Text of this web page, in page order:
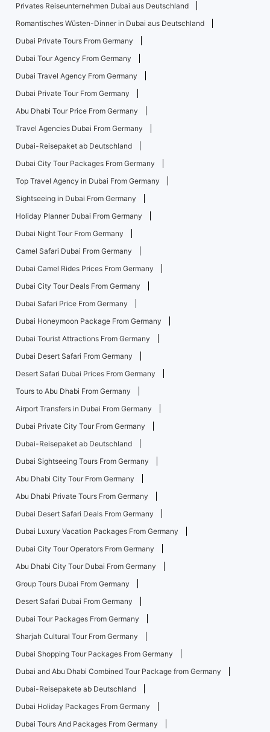
Privates Reiseunternehmen Dubai aus Deutschland
Romantisches Wüsten-Dinner in Dubai aus Deutschland
Dubai Private Tours From Germany
Dubai Tour Agency From Germany
Dubai Travel Agency From Germany
Dubai Private Tour From Germany
Abu Dhabi Tour Price From Germany
Travel Agencies Dubai From Germany
Dubai-Reisepaket ab Deutschland
Dubai City Tour Packages From Germany
Top Travel Agency in Dubai From Germany
Sightseeing in Dubai From Germany
Holiday Planner Dubai From Germany
Dubai Night Tour From Germany
Camel Safari Dubai From Germany
Dubai Camel Rides Prices From Germany
Dubai City Tour Deals From Germany
Dubai Safari Price From Germany
Dubai Honeymoon Package From Germany
Dubai Tourist Attractions From Germany
Dubai Desert Safari From Germany
Desert Safari Dubai Prices From Germany
Tours to Abu Dhabi From Germany
Airport Transfers in Dubai From Germany
Dubai Private City Tour From Germany
Dubai-Reisepaket ab Deutschland
Dubai Sightseeing Tours From Germany
Abu Dhabi City Tour From Germany
Abu Dhabi Private Tours From Germany
Dubai Desert Safari Deals From Germany
Dubai Luxury Vacation Packages From Germany
Dubai City Tour Operators From Germany
Abu Dhabi City Tour Dubai From Germany
Group Tours Dubai From Germany
Desert Safari Dubai From Germany
Dubai Tour Packages From Germany
Sharjah Cultural Tour From Germany
Dubai Shopping Tour Packages From Germany
Dubai and Abu Dhabi Combined Tour Package from Germany
Dubai-Reisepakete ab Deutschland
Dubai Holiday Packages From Germany
Dubai Tours And Packages From Germany